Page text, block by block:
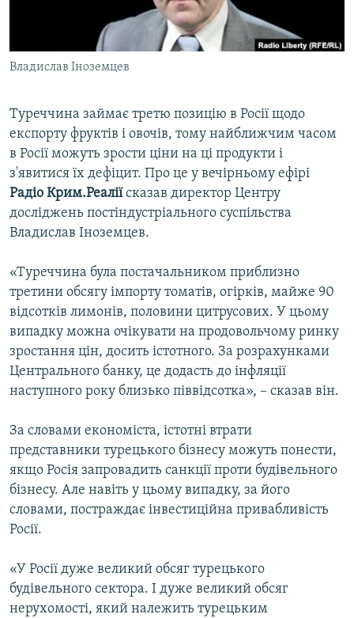
ВІДЕОУРОКИ «ELIFBE»
СВІДЧЕННЯ ОКУПАЦІЇ
УКРАЇНСЬКА ПРОБЛЕМА КРИМУ
Qırımtatar
Усі сайти RFE/RL
Владислав Іноземцев
Туреччина займає третю позицію в Росії щодо
експорту фруктів і овочів, тому найближчим часом
в Росії можуть зрости ціни на ці продукти і
з'явитися їх дефіцит. Про це у вечірньому ефірі
Радіо Крим.Реаліїсказав директор Центру
досліджень постіндустріального суспільства
Владислав Іноземцев.
«Туреччина була постачальником приблизно
третини обсягу імпорту томатів, огірків, майже 90
відсотків лимонів, половини цитрусових. У цьому
випадку можна очікувати на продовольчому ринку
зростання цін, досить істотного. За розрахунками
Центрального банку, це додасть до інфляції
наступного року близько піввідсотка», – сказав він.
За словами економіста, істотні втрати
представники турецького бізнесу можуть понести,
якщо Росія запровадить санкції проти будівельного
бізнесу. Але навіть у цьому випадку, за його
словами, постраждає інвестиційна привабливість
Росії.
«У Росії дуже великий обсяг турецького
будівельного сектора. І дуже великий обсяг
нерухомості, який належить турецьким